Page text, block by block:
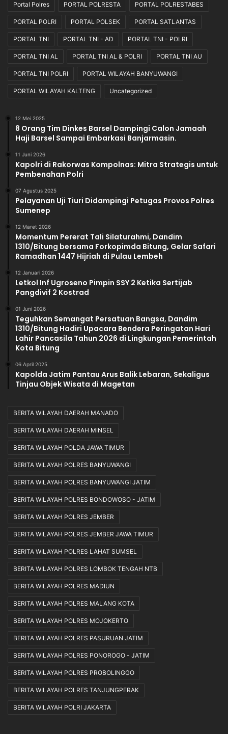
Portal Polres PORTAL POLRESTA PORTAL POLRESTABES
PORTAL POLRI PORTAL POLSEK PORTAL SATLANTAS
PORTAL TNI PORTAL TNI - AD PORTAL TNI - POLRI
PORTAL TNI AL PORTAL TNI AL & POLRI PORTAL TNI AU
PORTAL TNI POLRI PORTAL WILAYAH BANYUWANGI
PORTAL WILAYAH KALTENG Uncategorized
12 Mei 2025
8 Orang Tim Dinkes Barsel Dampingi Calon Jamaah
Haji Barsel Sampai Embarkasi Banjarmasin.
11 Juni 2026
Kapolri di Rakorwas Kompolnas: Mitra Strategis untuk
Pembenahan Polri
07 Agustus 2025
Pelayanan Uji Tiuri Didampingi Petugas Provos Polres
Sumenep
12 Maret 2026
Momentum Pererat Tali Silaturahmi, Dandim
1310/Bitung bersama Forkopimda Bitung, Gelar Safari
Ramadhan 1447 Hijriah di Pulau Lembeh
12 Januari 2026
Letkol Inf Ugroseno Pimpin SSY 2 Ketika Sertijab
Pangdivif 2 Kostrad
01 Juni 2026
Teguhkan Semangat Persatuan Bangsa, Dandim
1310/Bitung Hadiri Upacara Bendera Peringatan Hari
Lahir Pancasila Tahun 2026 di Lingkungan Pemerintah
Kota Bitung
06 April 2025
Kapolda Jatim Pantau Arus Balik Lebaran, Sekaligus
Tinjau Objek Wisata di Magetan
BERITA WILAYAH DAERAH MANADO
BERITA WILAYAH DAERAH MINSEL
BERITA WILAYAH POLDA JAWA TIMUR
BERITA WILAYAH POLRES BANYUWANGI
BERITA WILAYAH POLRES BANYUWANGI JATIM
BERITA WILAYAH POLRES BONDOWOSO - JATIM
BERITA WILAYAH POLRES JEMBER
BERITA WILAYAH POLRES JEMBER JAWA TIMUR
BERITA WILAYAH POLRES LAHAT SUMSEL
BERITA WILAYAH POLRES LOMBOK TENGAH NTB
BERITA WILAYAH POLRES MADIUN
BERITA WILAYAH POLRES MALANG KOTA
BERITA WILAYAH POLRES MOJOKERTO
BERITA WILAYAH POLRES PASURUAN JATIM
BERITA WILAYAH POLRES PONOROGO - JATIM
BERITA WILAYAH POLRES PROBOLINGGO
BERITA WILAYAH POLRES TANJUNGPERAK
BERITA WILAYAH POLRI JAKARTA